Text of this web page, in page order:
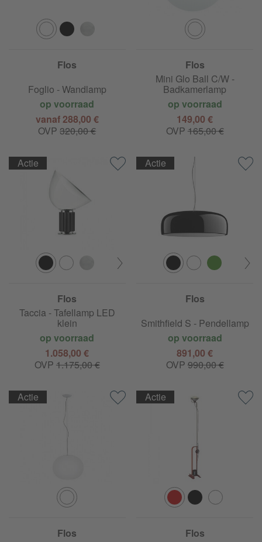
Flos
Foglio - Wandlamp
op voorraad
vanaf 288,00 €
OVP320,00 €
Flos
Mini Glo Ball C/W -
Badkamerlamp
op voorraad
149,00 €
OVP 165,00 €
Flos
Taccia - Tafellamp LED
klein
op voorraad
1.058,00 €
OVP 1.175,00 €
Actie
Flos
Smithfield S - Pendellamp
op voorraad
891,00 €
OVP 990,00 €
Actie
Flos
Actie
Flos
Actie